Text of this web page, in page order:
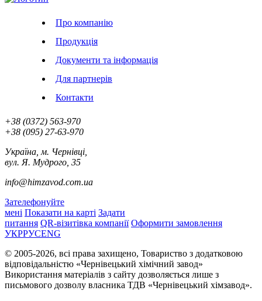
Про компанію
Продукція
Документи та інформація
Для партнерів
Контакти
+38 (0372) 563-970
+38 (‎‎095) 27-63-970
Україна, м. Чернівці,
вул. Я. Мудрого, 35
info@himzavod.com.ua
Зателефонуйте
мені Показати на карті Задати
питання QR-візитівка компанії Оформити замовлення
УКРРУСENG
© 2005-2026, всі права захищено, Товариство з додатковою
відповідальністю «Чернівецький хімічний завод»
Використання матеріалів з сайту дозволяється лише з
письмового дозволу власника ТДВ «Чернівецький хімзавод».